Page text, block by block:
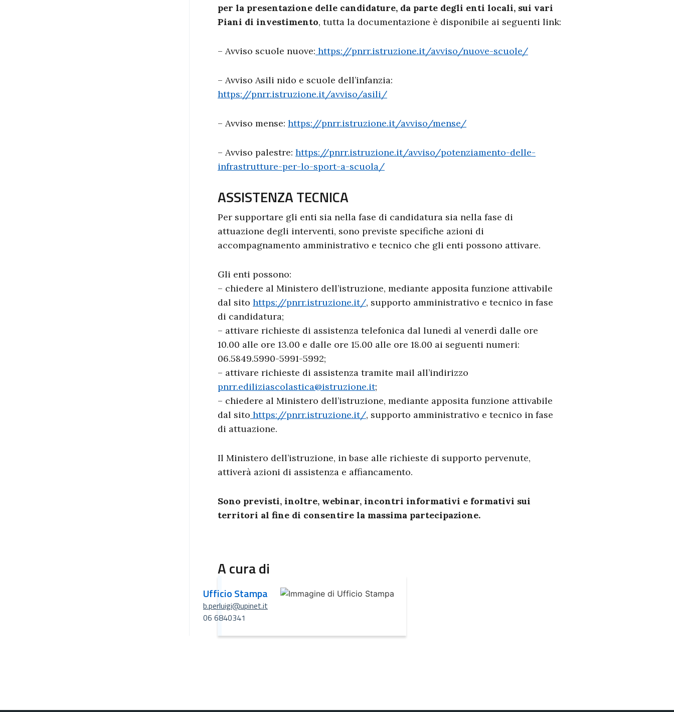
per la presentazione delle candidature, da parte degli enti locali, sui vari
Piani di investimento, tutta la documentazione è disponibile ai seguenti link:
– Avviso scuole nuove: https://pnrr.istruzione.it/avviso/nuove-scuole/
– Avviso Asili nido e scuole dell’infanzia:
https://pnrr.istruzione.it/avviso/asili/
– Avviso mense: https://pnrr.istruzione.it/avviso/mense/
– Avviso palestre: https://pnrr.istruzione.it/avviso/potenziamento-delle-
infrastrutture-per-lo-sport-a-scuola/
ASSISTENZA TECNICA
Per supportare gli enti sia nella fase di candidatura sia nella fase di
attuazione degli interventi, sono previste specifiche azioni di
accompagnamento amministrativo e tecnico che gli enti possono attivare.
Gli enti possono:
– chiedere al Ministero dell’istruzione, mediante apposita funzione attivabile
dal sito https://pnrr.istruzione.it/, supporto amministrativo e tecnico in fase
di candidatura;
– attivare richieste di assistenza telefonica dal lunedì al venerdì dalle ore
10.00 alle ore 13.00 e dalle ore 15.00 alle ore 18.00 ai seguenti numeri:
06.5849.5990-5991-5992;
– attivare richieste di assistenza tramite mail all’indirizzo
pnrr.ediliziascolastica@istruzione.it;
– chiedere al Ministero dell’istruzione, mediante apposita funzione attivabile
dal sito https://pnrr.istruzione.it/, supporto amministrativo e tecnico in fase
di attuazione.
Il Ministero dell’istruzione, in base alle richieste di supporto pervenute,
attiverà azioni di assistenza e affiancamento.
Sono previsti, inoltre, webinar, incontri informativi e formativi sui
territori al fine di consentire la massima partecipazione.
A cura di
Ufficio Stampa
b.perluigi@upinet.it
06 6840341